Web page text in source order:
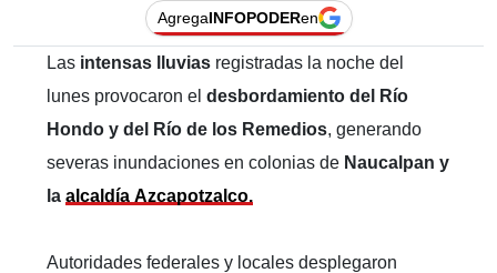
AgregaINFOPODERen
Las intensas lluvias registradas la noche del
lunes provocaron el desbordamiento del Río
Hondo y del Río de los Remedios, generando
severas inundaciones en colonias de Naucalpan y
la alcaldía Azcapotzalco.
Autoridades federales y locales desplegaron